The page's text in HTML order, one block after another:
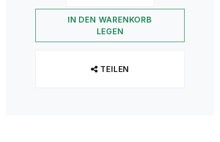
IN DEN WARENKORB
LEGEN
TEILEN